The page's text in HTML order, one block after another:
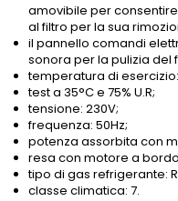
amovibile per
al filtro per la sua
il pannello comandi
sonora per la pulizia del
temperatura di
test a 35°C e 75% U.R;
tensione: 230V;
frequenza: 50Hz;
potenza assorbita con
resa con motore a
tipo di gas refrigerante:
classe climatica: 7.